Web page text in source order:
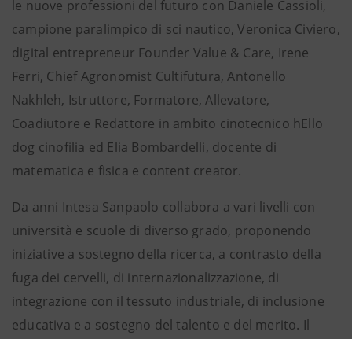
le nuove professioni del futuro con Daniele Cassioli,
campione paralimpico di sci nautico, Veronica Civiero,
digital entrepreneur Founder Value & Care, Irene
Ferri, Chief Agronomist Cultifutura, Antonello
Nakhleh, Istruttore, Formatore, Allevatore,
Coadiutore e Redattore in ambito cinotecnico hEllo
dog cinofilia ed Elia Bombardelli, docente di
matematica e fisica e content creator.
Da anni Intesa Sanpaolo collabora a vari livelli con
università e scuole di diverso grado, proponendo
iniziative a sostegno della ricerca, a contrasto della
fuga dei cervelli, di internazionalizzazione, di
integrazione con il tessuto industriale, di inclusione
educativa e a sostegno del talento e del merito. Il